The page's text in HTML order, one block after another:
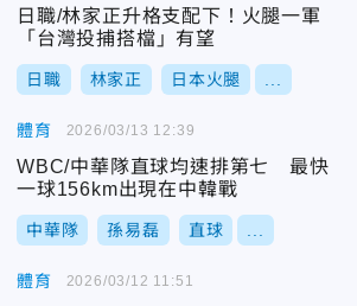
日職/林家正升格支配下！火腿一軍
「台灣投捕搭檔」有望
日職 林家正 日本火腿
體育
WBC/中華隊直球均速排第七 最快
一球156km出現在中韓戰
中華隊 孫易磊 直球
2026/03/13 12:39
體育 2026/03/12 11:51